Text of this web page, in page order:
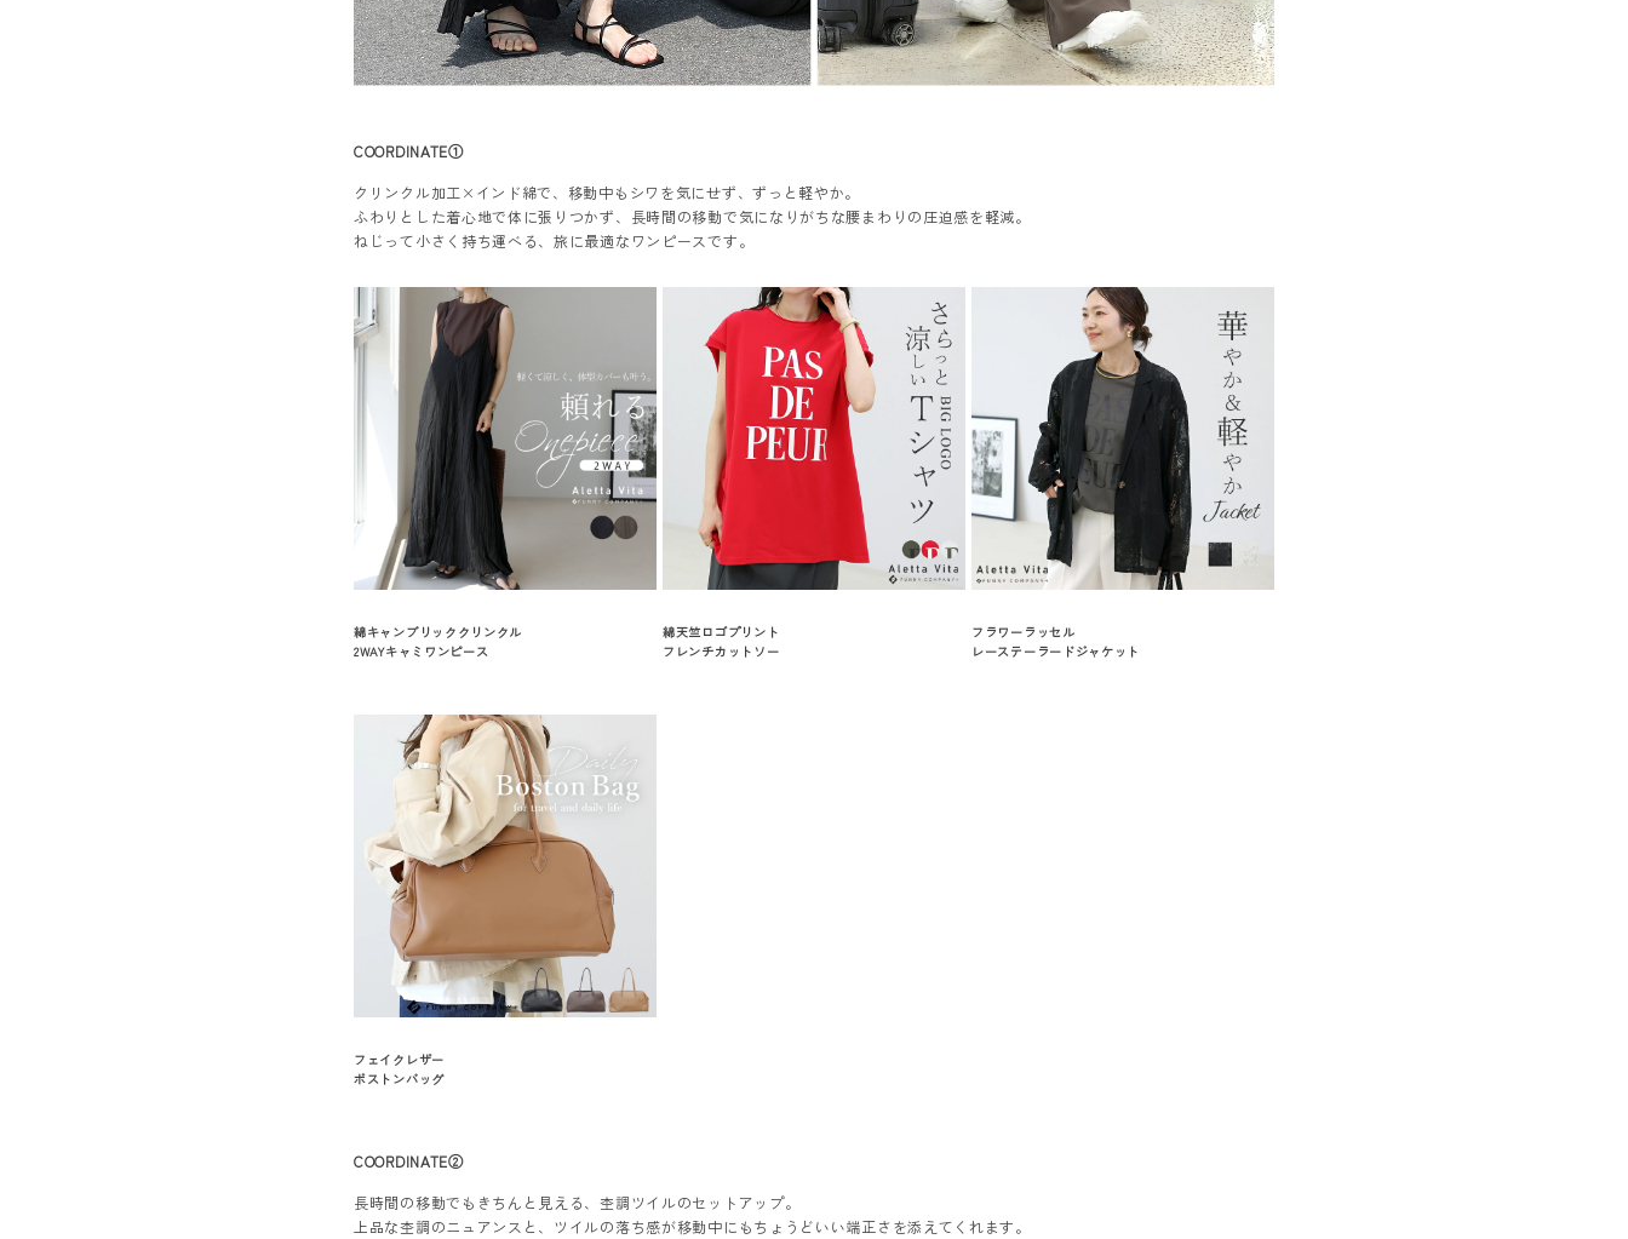
COORDINATE①
クリンクル加工×インド綿で、移動中もシワを気にせず、ずっと軽やか。
ふわりとした着心地で体に張りつかず、長時間の移動で気になりがちな腰まわりの圧迫感を軽減。
ねじって小さく持ち運べる、旅に最適なワンピースです。
綿キャンブリッククリンクル
2WAYキャミワンピース
綿天竺ロゴプリント
フレンチカットソー
フラワーラッセル
レーステーラードジャケット
フェイクレザー
ボストンバッグ
COORDINATE②
長時間の移動でもきちんと見える、杢調ツイルのセットアップ。
上品な杢調のニュアンスと、ツイルの落ち感が移動中にもちょうどいい端正さを添えてくれます。